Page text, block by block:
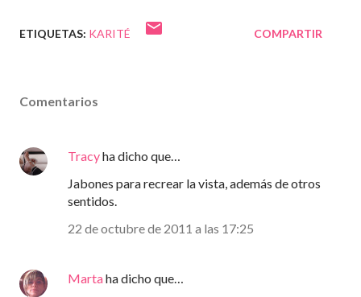
ETIQUETAS: KARITÉ COMPARTIR
Comentarios
Tracyha dicho que…
Jabones para recrear la vista, además de otros
sentidos.
22 de octubre de 2011 a las 17:25
Martaha dicho que…